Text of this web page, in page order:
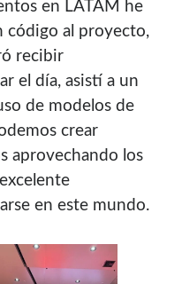
sitio?
en LATAM he
código al proyecto,
recibir
el día, asistí a un
de modelos de
crear
aprovechando los
en este mundo.